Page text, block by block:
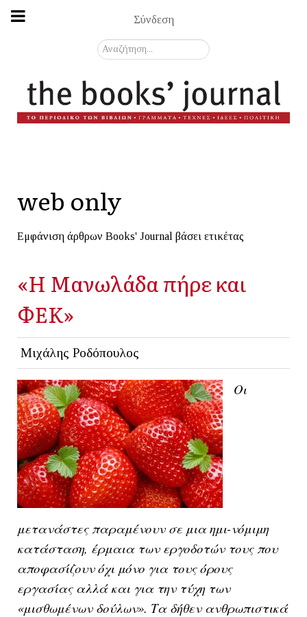
Σύνδεση
Αναζήτηση...
web only
Εμφάνιση άρθρων Books' Journal βάσει ετικέτας
«Η Μανωλάδα πήρε και
ΦΕΚ»
Μιχάλης Ροδόπουλος
Οι
μετανάστες παραμένουν σε μια ημι-νόμιμη
κατάσταση, έρμαια των εργοδοτών τους που
αποφασίζουν όχι μόνο για τους όρους
εργασίας αλλά και για την τύχη των
«μισθωμένων δούλων». Τα δήθεν ανθρωπιστικά